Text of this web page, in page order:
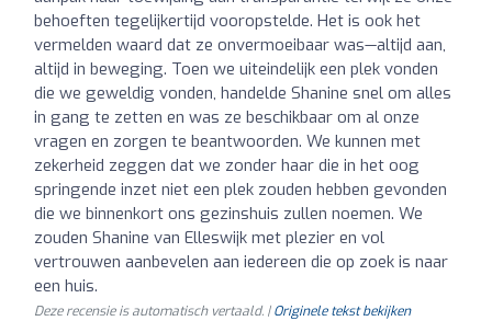
behoeften tegelijkertijd vooropstelde. Het is ook het
vermelden waard dat ze onvermoeibaar was—altijd aan,
altijd in beweging. Toen we uiteindelijk een plek vonden
die we geweldig vonden, handelde Shanine snel om alles
in gang te zetten en was ze beschikbaar om al onze
vragen en zorgen te beantwoorden. We kunnen met
zekerheid zeggen dat we zonder haar die in het oog
springende inzet niet een plek zouden hebben gevonden
die we binnenkort ons gezinshuis zullen noemen. We
zouden Shanine van Elleswijk met plezier en vol
vertrouwen aanbevelen aan iedereen die op zoek is naar
een huis.
Deze recensie is automatisch vertaald. |Originele tekst bekijken